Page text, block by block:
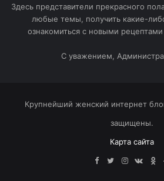
BB-код для вставки на форум:
Ссылка на изображение:
HTML-код для вставки на сайт и
Здесь представители прекрасного
любые темы, получить какие-
ознакомиться с новыми
С уважением,
Крупнейший женский интернет
защищены.
Карта сайта
Facebook
TwitterInstagram